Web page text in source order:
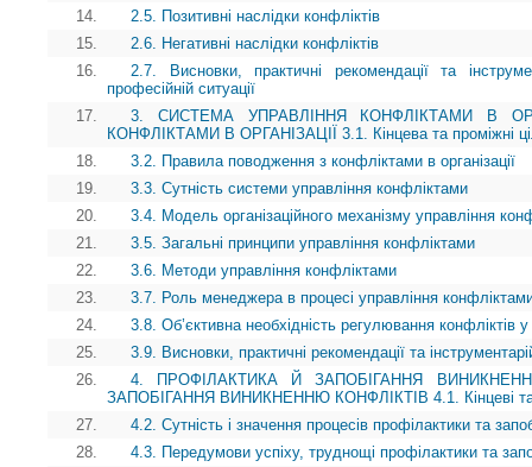
14.
2.5. Позитивні наслідки конфліктів
15.
2.6. Негативні наслідки конфліктів
16.
2.7. Висновки, практичні рекомендації та
професійній ситуації
17.
3. СИСТЕМА УПРАВЛІННЯ КОНФЛІКТАМИ В
КОНФЛІКТАМИ В ОРГАНІЗАЦІЇ 3.1. Кінцева та проміжні
18.
3.2. Правила поводження з конфліктами в організації
19.
3.3. Сутність системи управління конфліктами
20.
3.4. Модель організаційного механізму управління
21.
3.5. Загальні принципи управління конфліктами
22.
3.6. Методи управління конфліктами
23.
3.7. Роль менеджера в процесі управління
24.
3.8. Об’єктивна необхідність регулювання конфліктів
25.
3.9. Висновки, практичні рекомендації та
26.
4. ПРОФІЛАКТИКА Й ЗАПОБІГАННЯ
ЗАПОБІГАННЯ ВИНИКНЕННЮ КОНФЛІКТІВ 4.1. Кінцеві та
27.
4.2. Сутність і значення процесів профілактики та
28.
4.3. Передумови успіху, труднощі профілактики та